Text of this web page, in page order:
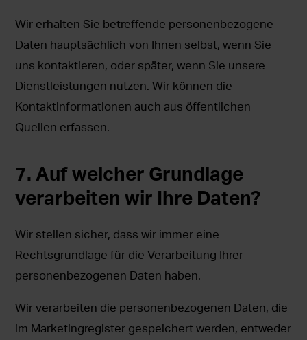
Wir erhalten Sie betreffende personenbezogene
Daten hauptsächlich von Ihnen selbst, wenn Sie
uns kontaktieren, oder später, wenn Sie unsere
Dienstleistungen nutzen. Wir können die
Kontaktinformationen auch aus öffentlichen
Quellen erfassen.
7. Auf welcher Grundlage
verarbeiten wir Ihre Daten?
Wir stellen sicher, dass wir immer eine
Rechtsgrundlage für die Verarbeitung Ihrer
personenbezogenen Daten haben.
Wir verarbeiten die personenbezogenen Daten, die
im Marketingregister gespeichert werden, entweder